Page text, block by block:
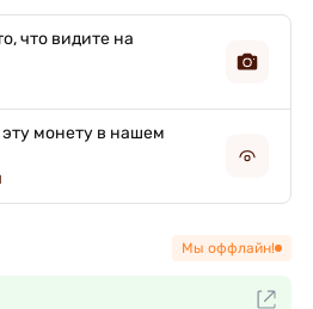
что видите на
монету в нашем
Мы оффлайн!